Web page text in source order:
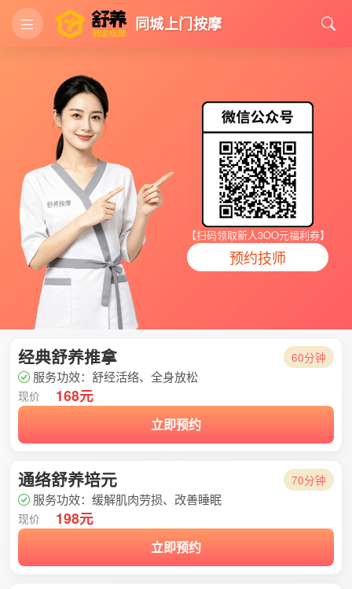
同城上门按摩
【扫码领取新人3OO元福利券】
预约技师
经典舒养推拿 60分钟
服务功效：舒经活络、全身放松
现价 168元
立即预约
通络舒养培元 70分钟
服务功效：缓解肌肉劳损、改善睡眠
现价 198元
立即预约